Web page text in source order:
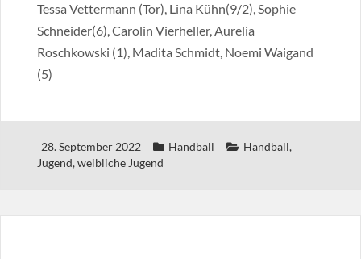
Tessa Vettermann (Tor), Lina Kühn(9/2), Sophie
Schneider(6), Carolin Vierheller, Aurelia
Roschkowski (1), Madita Schmidt, Noemi Waigand
(5)
28. September 2022 Handball Handball,
Jugend,weibliche Jugend